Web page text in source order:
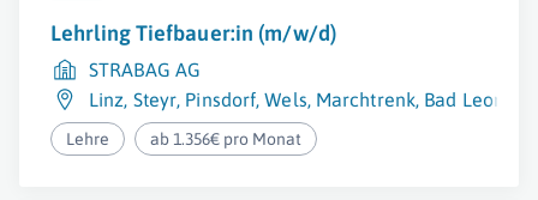
Lehrling Tiefbauer:in (m/w/d)
STRABAG AG
Linz, Steyr, Pinsdorf,Wels, Marchtrenk, Bad
Lehre ab 1.356€ pro Monat